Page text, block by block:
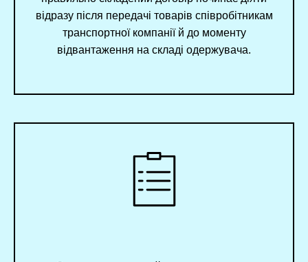
відразу після передачі товарів співробітникам
транспортної компанії й до моменту
відвантаження на складі одержувача.